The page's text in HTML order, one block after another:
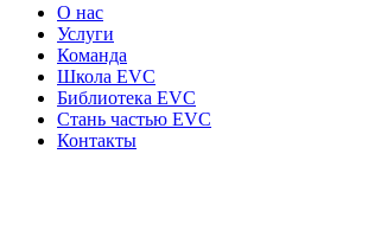
О нас
Услуги
Команда
Школа EVC
Библиотека EVC
Стань частью EVC
Контакты